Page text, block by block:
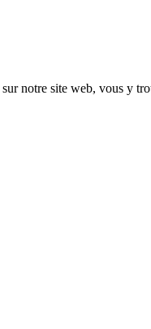
sur notre site web, vous y